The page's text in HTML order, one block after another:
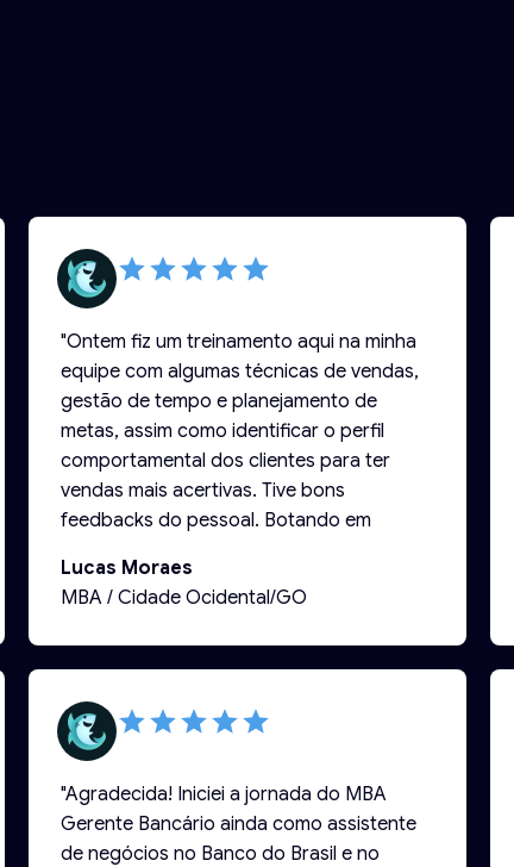
"Ontem fiz um treinamento aqui na minha
equipe com algumas técnicas de vendas,
gestão de tempo e planejamento de
metas, assim como identificar o perfil
comportamental dos clientes para ter
vendas mais acertivas. Tive bons
feedbacks do pessoal. Botando em
conversamos na última mentoria. A minha
regional respondeu gostando da ideia e
outros GGs das agências."
Lucas Moraes
MBA / Cidade Ocidental/GO
"Agradecida! Iniciei a jornada do MBA
Gerente Bancário ainda como assistente
de negócios no Banco do Brasil e no